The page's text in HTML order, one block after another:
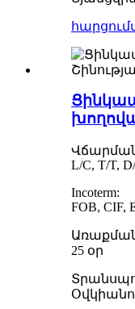
հարցում
L/C, T/T,
Incoterm:
FOB, CIF,
25 օր